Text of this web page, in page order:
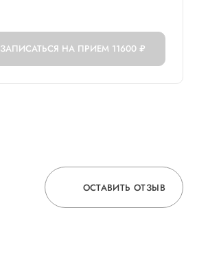
ЗАПИСАТЬСЯ НА ПРИЕМ 11600 ₽
ОСТАВИТЬ ОТЗЫВ